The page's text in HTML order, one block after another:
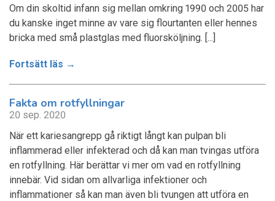
Om din skoltid infann sig mellan omkring 1990 och 2005 har
du kanske inget minne av vare sig flourtanten eller hennes
bricka med små plastglas med fluorsköljning. [...]
Fortsätt läs →
Fakta om rotfyllningar
20 sep. 2020
När ett kariesangrepp gå riktigt långt kan pulpan bli
inflammerad eller infekterad och då kan man tvingas utföra
en rotfyllning. Här berättar vi mer om vad en rotfyllning
innebär. Vid sidan om allvarliga infektioner och
inflammationer så kan man även bli tvungen att utföra en